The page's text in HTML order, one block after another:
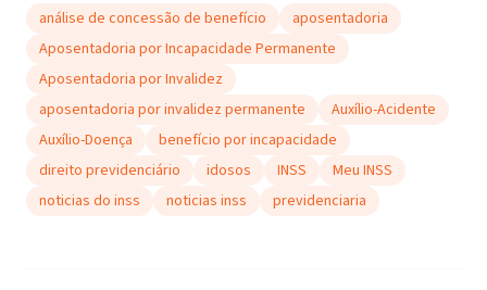
análise de concessão de benefício
aposentadoria
Aposentadoria por Incapacidade Permanente
Aposentadoria por Invalidez
aposentadoria por invalidez permanente
Auxílio-Acidente
Auxílio-Doença
benefício por incapacidade
direito previdenciário
idosos INSS
Meu INSS
noticias do inss
noticias inss previdenciaria